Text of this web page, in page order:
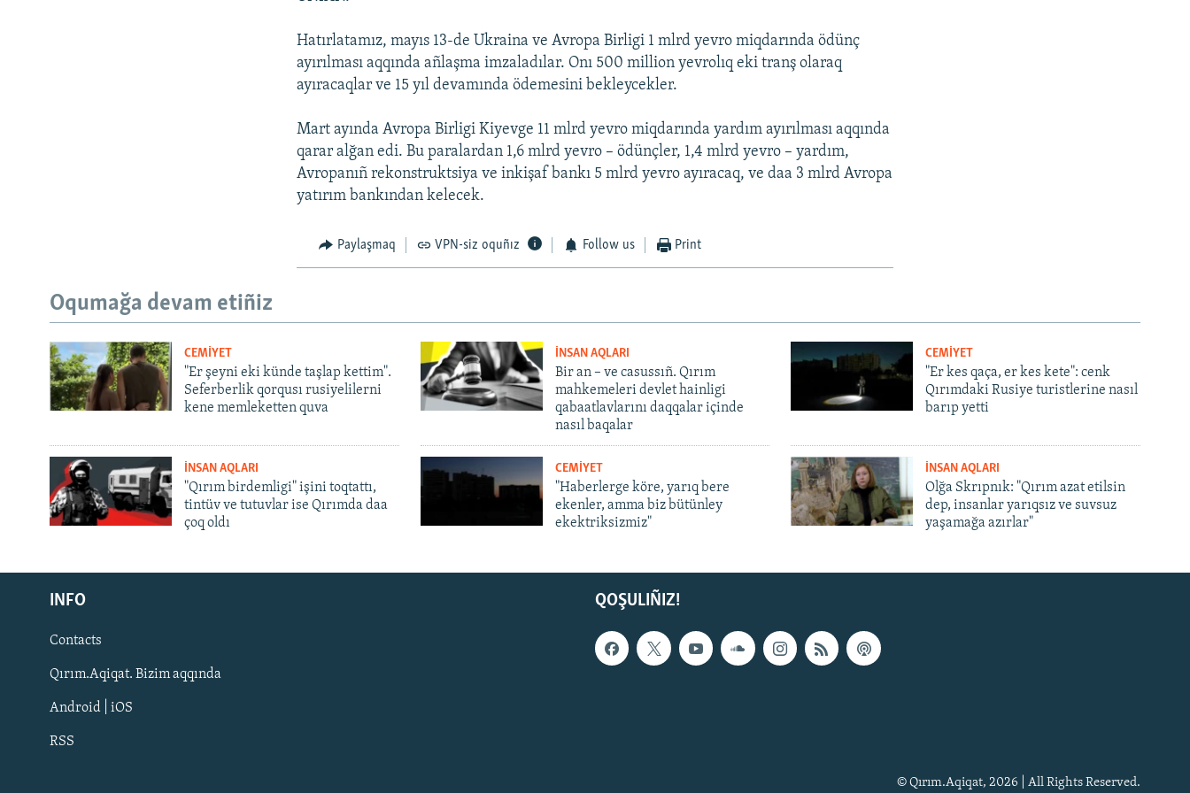
Русский
Українською
QOŞULIÑIZ!
Hatırlatamız, mayıs 13-de Ukraina ve Avropa Birligi 1 mlrd yevro miqdarında ödünç
ayırılması aqqında añlaşma imzaladılar. Onı 500 million yevrolıq eki tranş olaraq
ayıracaqlar ve 15 yıl devamında ödemesini bekleycekler.
Mart ayında Avropa Birligi Kiyevge 11 mlrd yevro miqdarında yardım ayırılması aqqında
qarar alğan edi. Bu paralardan 1,6 mlrd yevro – ödünçler, 1,4 mlrd yevro – yardım,
Avropanıñ rekonstruktsiya ve inkişaf bankı 5 mlrd yevro ayıracaq, ve daa 3 mlrd Avropa
yatırım bankından kelecek.
Paylaşmaq VPN-siz oquñız Follow us Print
Oqumağa devam etiñiz
CEMİYET
"Er şeyni eki künde taşlap kettim".
Seferberlik qorqusı rusiyelilerni
kene memleketten quva
İNSAN AQLARI
Bir an – ve casussıñ. Qırım
mahkemeleri devlet hainligi
qabaatlavlarını daqqalar içinde
nasıl baqalar
CEMİYET
"Er kes qaça, er kes kete": cenk
Qırımdaki Rusiye turistlerine nasıl
barıp yetti
İNSAN AQLARI
"Qırım birdemligi" işini toqtattı,
tintüv ve tutuvlar ise Qırımda daa
çoq oldı
CEMİYET
"Haberlerge köre, yarıq bere
ekenler, amma biz bütünley
ekektriksizmiz"
İNSAN AQLARI
Olğa Skrıpnık: "Qırım azat etilsin
dep, insanlar yarıqsız ve suvsuz
yaşamağa azırlar"
QOŞULIÑIZ!
INFO
Contacts
Qırım.Aqiqat. Bizim aqqında
Android | iOS
RSS
© Qırım.Aqiqat, 2026 | All Rights Reserved.